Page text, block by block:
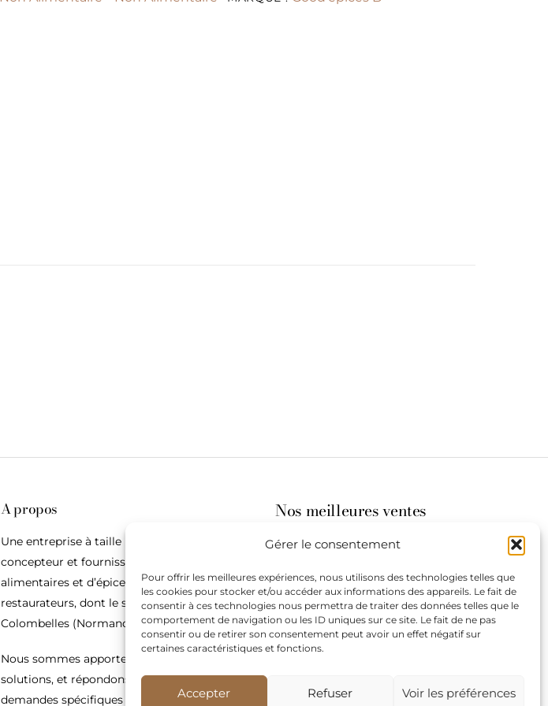
Gérer le consentement
Pour offrir les meilleures expériences, nous utilisons des technologies telles que
les cookies pour stocker et/ou accéder aux informations des appareils. Le fait de
consentir à ces technologies nous permettra de traiter des données telles que le
comportement de navigation ou les ID uniques sur ce site. Le fait de ne pas
consentir ou de retirer son consentement peut avoir un effet négatif sur
certaines caractéristiques et fonctions.
Accepter Refuser Voir les préférences
A propos
Une entreprise à taille humaine,
concepteur et fournisseur de produits
alimentaires et d’épices pour les
restaurateurs, dont le siège social est à
Colombelles (Normandie).
Nous sommes apporteurs d’idées, de
solutions, et répondons présents pour les
demandes spécifiques des restaurateurs.
Nos meilleures ventes